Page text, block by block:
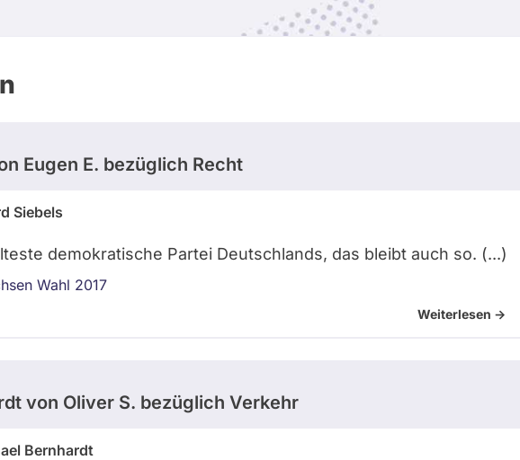
Eugen E. bezüglich Recht
Siebels
demokratische Partei Deutschlands, das bleibt auch so. (...)
Wahl 2017
Weiterlesen ->
von Oliver S. bezüglich Verkehr
Bernhardt